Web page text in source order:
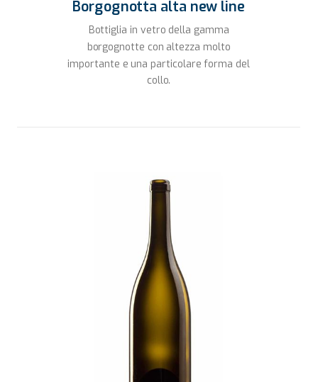
Borgognotta alta new line
Bottiglia in vetro della gamma
borgognotte con altezza molto
importante e una particolare forma del
collo.